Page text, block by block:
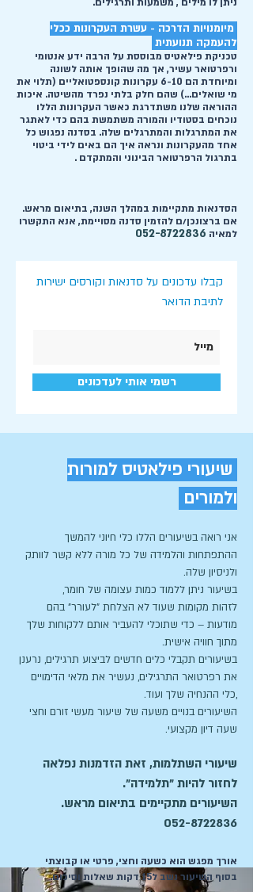
מיומנויות הדרכה - עשרת העקרונות ככלי
להעמקה תנועתית
טכניקת פילאטיס מבוססת על הרבה ידע אנטומי
ורפרטואר עשיר, אך מה שהופך אותה לשונה
ומיוחדת הם 6-10 עקרונות קונספטואליים (תלוי את
מי שואלים...) שהם חלק בלתי נפרד מהשיטה. איכות
ההוראה שלנו משתדרגת כאשר העקרונות הללו
נוכחים בסטודיו והמורה משתמשת בהם כדי לאתגר
את המתרגלות והמתרגלים שלה. בסדנה נפגוש כל
אחד מהעקרונות ונראה איך הם באים לידי ביטוי
בתרגול הרפרטואר הבינוני והמתקדם .
הסדנאות מתקיימות במהלך השנה, בתיאום מראש.
אם ברצונכן/ם להזמין סדנה מסויימת, אנא התקשרו
למאיה 052-8722836
קבלו עדכונים על סדנאות וקורסים ישירות
לתיבת הדואר
רשמי אותי לעדכונים
שיעורי פילאטיס למורות
ולמורים
אני רואה בשיעורים הללו כלי חיוני להמשך
ההתפתחות והלמידה של כל מורה ללא קשר לוותק
ולניסיון שלה.
בשיעור ניתן ללמוד כמות עצומה של חומר,
לזהות מקומות שעוד לא הצלחת "לעורר" בהם
מודעות – כדי שתוכלי להעביר אותם ללקוחות שלך
מתוך חוויה אישית.
בשיעורים תקבלי כלים חדשים לביצוע תרגילים, נרענן
את רפרטואר התרגילים, נעשיר את מלאי הדימויים
,כלי ההנחיה שלך ועוד.
השיעורים בנויים משעה של שיעור מעשי זורם וחצי
שעה דיון מקצועי.
שיעורי השתלמות, זאת הזדמנות נפלאה
לחזור להיות "תלמידה".
השיעורים מתקיימים בתיאום מראש.
052-8722836
אורך מפגש הוא כשעה וחצי, פרטי או קבוצתי
בסוף השיעור נשב ל15 דקות שאלות וסיכום.